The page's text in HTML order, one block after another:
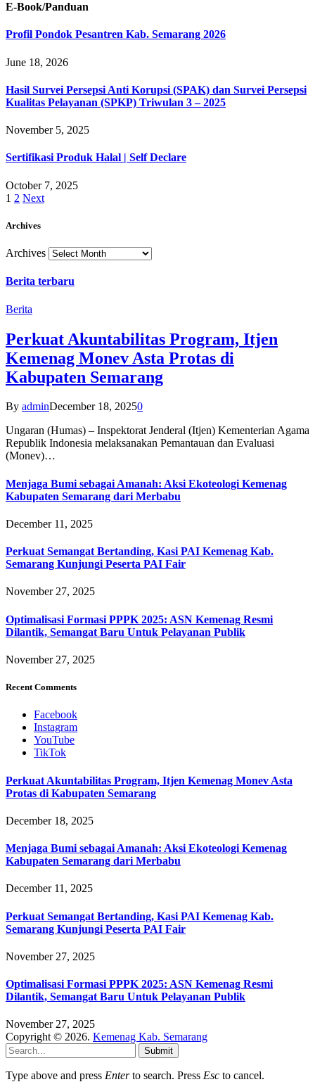
E-Book/Panduan
Profil Pondok Pesantren Kab. Semarang 2026
June 18, 2026
Hasil Survei Persepsi Anti Korupsi (SPAK) dan Survei Persepsi
Kualitas Pelayanan (SPKP) Triwulan 3 – 2025
November 5, 2025
Sertifikasi Produk Halal | Self Declare
October 7, 2025
1 2 Next
Archives
Archives
Berita terbaru
Berita
Perkuat Akuntabilitas Program, Itjen
Kemenag Monev Asta Protas di
Kabupaten Semarang
By adminDecember 18, 20250
Ungaran (Humas) – Inspektorat Jenderal (Itjen) Kementerian Agama
Republik Indonesia melaksanakan Pemantauan dan Evaluasi
(Monev)…
Menjaga Bumi sebagai Amanah: Aksi Ekoteologi Kemenag
Kabupaten Semarang dari Merbabu
December 11, 2025
Perkuat Semangat Bertanding, Kasi PAI Kemenag Kab.
Semarang Kunjungi Peserta PAI Fair
November 27, 2025
Optimalisasi Formasi PPPK 2025: ASN Kemenag Resmi
Dilantik, Semangat Baru Untuk Pelayanan Publik
November 27, 2025
Recent Comments
Facebook
Instagram
YouTube
TikTok
Perkuat Akuntabilitas Program, Itjen Kemenag Monev Asta
Protas di Kabupaten Semarang
December 18, 2025
Menjaga Bumi sebagai Amanah: Aksi Ekoteologi Kemenag
Kabupaten Semarang dari Merbabu
December 11, 2025
Perkuat Semangat Bertanding, Kasi PAI Kemenag Kab.
Semarang Kunjungi Peserta PAI Fair
November 27, 2025
Optimalisasi Formasi PPPK 2025: ASN Kemenag Resmi
Dilantik, Semangat Baru Untuk Pelayanan Publik
November 27, 2025
Copyright © 2026. Kemenag Kab. Semarang
Submit
Type above and press Enterto search. Press Esc to cancel.